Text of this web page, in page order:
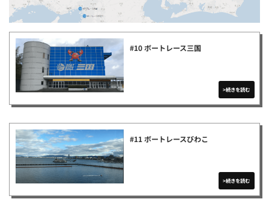
#10 ボートレース三国
#11 ボートレースびわこ